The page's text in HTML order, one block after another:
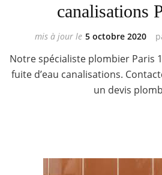
canalisations
mis à jour le 5 octobre 2020
Notre spécialiste plombier Paris
fuite d’eau canalisations.
un devis